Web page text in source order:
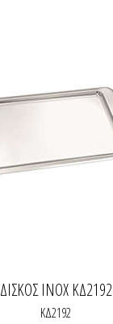
ΔΙΣΚΟΣ INOX ΚΔ2192
ΚΔ2192